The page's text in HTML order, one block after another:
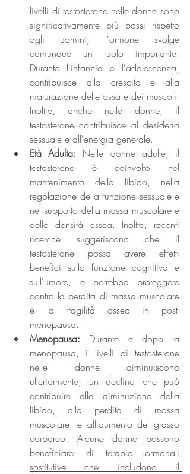
livelli di testosterone nelle donne sono
significativamente più bassi rispetto
agli uomini, l'ormone svolge
comunque un ruolo importante.
Durante l'infanzia e l'adolescenza,
contribuisce alla crescita e alla
maturazione delle ossa e dei muscoli.
Inoltre, anche nelle donne, il
testosterone contribuisce al desiderio
sessuale e all'energia generale.
Età Adulta: Nelle donne adulte, il
testosterone è coinvolto nel
mantenimento della libido, nella
regolazione della funzione sessuale e
nel supporto della massa muscolare e
della densità ossea. Inoltre, recenti
ricerche suggeriscono che il
testosterone possa avere effetti
benefici sulla funzione cognitiva e
sull'umore, e potrebbe proteggere
contro la perdita di massa muscolare
e la fragilità ossea in post-
menopausa.
Menopausa: Durante e dopo la
menopausa, i livelli di testosterone
nelle donne diminuiscono
ulteriormente, un declino che può
contribuire alla diminuzione della
libido, alla perdita di massa
muscolare, e all'aumento del grasso
corporeo. Alcune donne possono
beneficiare di terapie ormonali
sostitutive che includono il